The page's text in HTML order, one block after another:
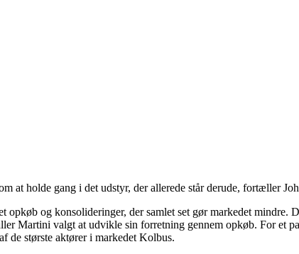
at holde gang i det udstyr, der allerede står derude, fortæller
opkøb og konsolideringer, der samlet set gør markedet
Martini valgt at udvikle sin forretning gennem opkøb. For et
de største aktører i markedet Kolbus.